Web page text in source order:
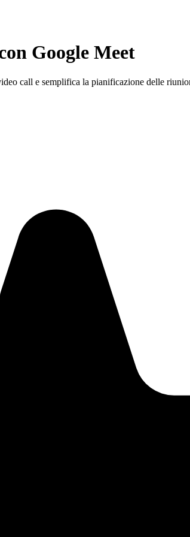
Google Meet
call e semplifica la pianificazione delle